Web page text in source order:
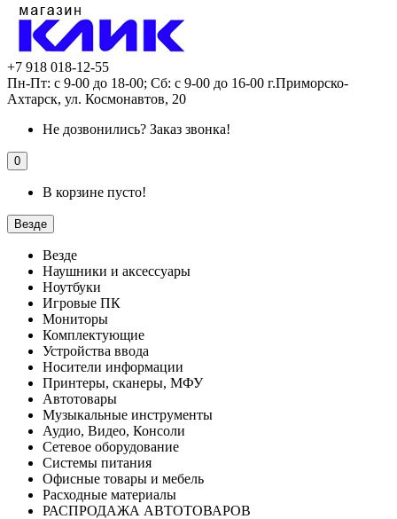
+7 918 018-12-55
Пн-Пт: с 9-00 до 18-00; Сб: с 9-00 до 16-00 г.Приморско-
Ахтарск, ул. Космонавтов, 20
Не дозвонились? Заказ звонка!
0
В корзине пусто!
Везде
Везде
Наушники и аксессуары
Ноутбуки
Игровые ПК
Мониторы
Комплектующие
Устройства ввода
Носители информации
Принтеры, сканеры, МФУ
Автотовары
Музыкальные инструменты
Аудио, Видео, Консоли
Сетевое оборудование
Системы питания
Офисные товары и мебель
Расходные материалы
РАСПРОДАЖА АВТОТОВАРОВ